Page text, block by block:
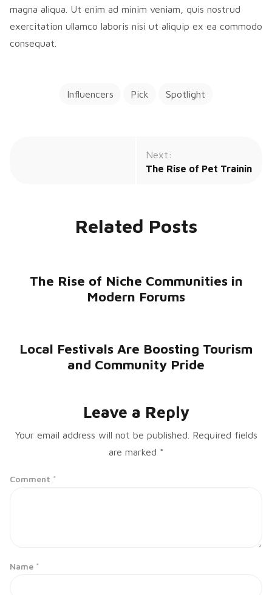
magna aliqua. Ut enim ad minim veniam, quis nostrud
exercitation ullamco laboris nisi ut aliquip ex ea commodo
consequat.
Influencers Pick Spotlight
Next:
The Rise of Pet Training
Related Posts
The Rise of Niche Communities in
Modern Forums
Local Festivals Are Boosting Tourism
and Community Pride
Leave a Reply
Your email address will not be published. Required fields
are marked *
Comment *
Name *